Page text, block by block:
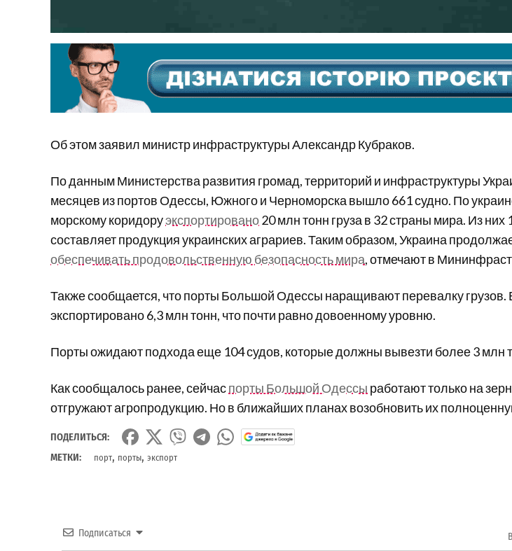
Об этом заявил министр инфраструктуры Александр Кубраков.
По данным Министерства развития громад, территорий и инфраструктуры
месяцев из портов Одессы, Южного и Черноморска вышло 661 судно. По
морскому коридоруэкспортировано20 млн тонн груза в 32 страны мира. Из них
составляет продукция украинских аграриев. Таким образом, Украина
обеспечивать продовольственную безопасность мира, отмечают в
Также сообщается, что порты Большой Одессы наращивают перевалку грузов.
экспортировано 6,3 млн тонн, что почти равно довоенному уровню.
Порты ожидают подхода еще 104 судов, которые должны вывезти более 3 млн
Как сообщалось ранее, сейчаспорты Большой Одессы работают только на
отгружают агропродукцию. Но в ближайших планах возобновить их
ПОДЕЛИТЬСЯ:
МЕТКИ:
порт, порты, экспорт
Подписаться